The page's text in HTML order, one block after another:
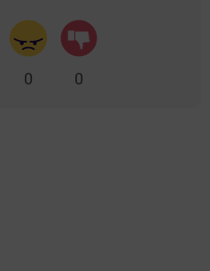
0 0